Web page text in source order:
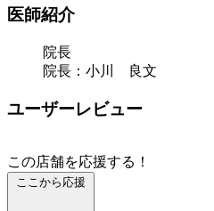
医師紹介
院長
院長：小川 良文
ユーザーレビュー
この店舗を応援する！
ここから応援